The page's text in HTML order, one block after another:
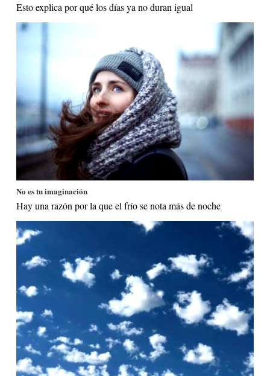
Esto explica por qué los días ya no duran igual
No es tu imaginación
Hay una razón por la que el frío se nota más de noche